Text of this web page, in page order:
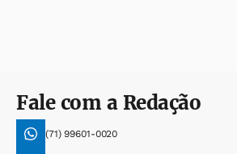
Fale com a Redação
(71) 99601-0020